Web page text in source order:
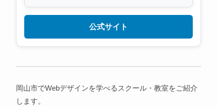
公式サイト
岡山市でWebデザインを学べるスクール・教室をご紹介
します。